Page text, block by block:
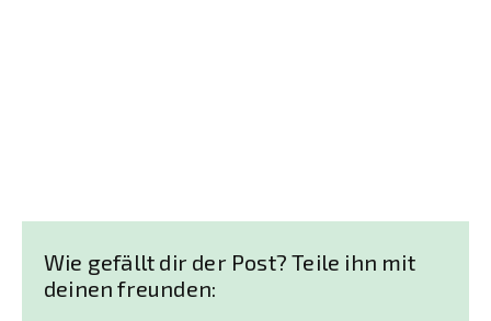
Wie gefällt dir der Post? Teile ihn mit
deinen freunden: